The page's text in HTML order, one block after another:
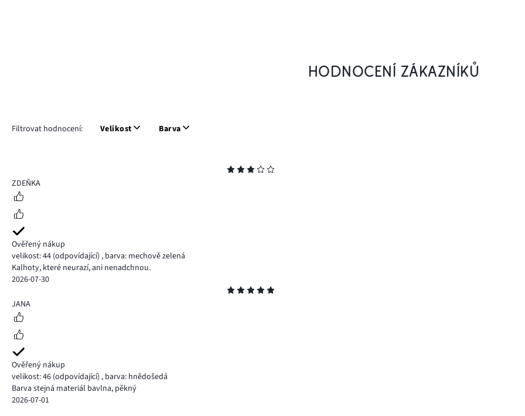
HODNOCENÍ ZÁKAZNÍKŮ
Filtrovat hodnocení: Velikost Barva
3
ZDEŇKA
Ověřený nákup
velikost: 44 (odpovídající) , barva: mechově zelená
Kalhoty, které neurazí, ani nenadchnou.
2026-07-30
5
JANA
Ověřený nákup
velikost: 46 (odpovídající) , barva: hnědošedá
Barva stejná materiál bavlna, pěkný
2026-07-01